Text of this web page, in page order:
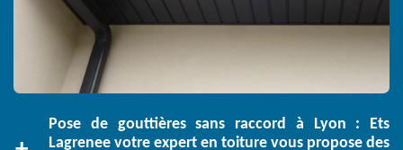
Pose de gouttières sans raccord à Lyon : Ets
Lagrenee votre expert en toiture vous propose des